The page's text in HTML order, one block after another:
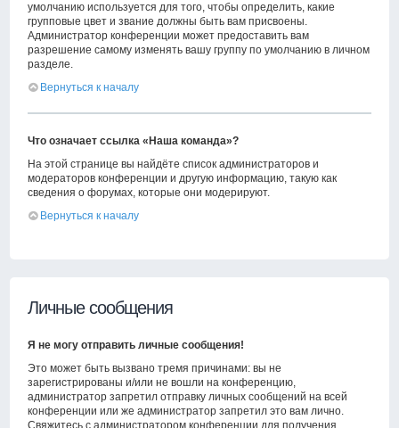
умолчанию используется для того, чтобы определить, какие
групповые цвет и звание должны быть вам присвоены.
Администратор конференции может предоставить вам
разрешение самому изменять вашу группу по умолчанию в личном
разделе.
Вернуться к началу
Что означает ссылка «Наша команда»?
На этой странице вы найдёте список администраторов и
модераторов конференции и другую информацию, такую как
сведения о форумах, которые они модерируют.
Вернуться к началу
Личные сообщения
Я не могу отправить личные сообщения!
Это может быть вызвано тремя причинами: вы не
зарегистрированы и/или не вошли на конференцию,
администратор запретил отправку личных сообщений на всей
конференции или же администратор запретил это вам лично.
Свяжитесь с администратором конференции для получения